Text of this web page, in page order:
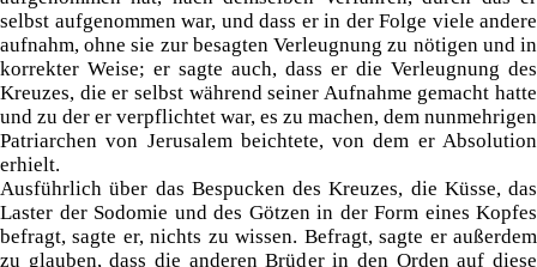
selbst aufgenommen war, und dass er in der Folge viele andere
aufnahm, ohne sie zur besagten Verleugnung zu nötigen und in
korrekter Weise; er sagte auch, dass er die Verleugnung des
Kreuzes, die er selbst während seiner Aufnahme gemacht hatte
und zu der er verpflichtet war, es zu machen, dem nunmehrigen
Patriarchen von Jerusalem beichtete, von dem er Absolution
erhielt.
Ausführlich über das Bespucken des Kreuzes, die Küsse, das
Laster der Sodomie und des Götzen in der Form eines Kopfes
befragt, sagte er, nichts zu wissen. Befragt, sagte er außerdem
zu glauben, dass die anderen Brüder in den Orden auf diese